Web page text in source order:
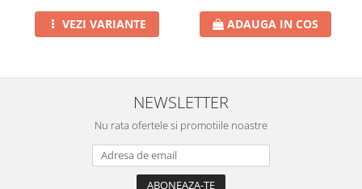
VEZI VARIANTE ADAUGA IN COS
NEWSLETTER
Nu rata ofertele si promotiile noastre